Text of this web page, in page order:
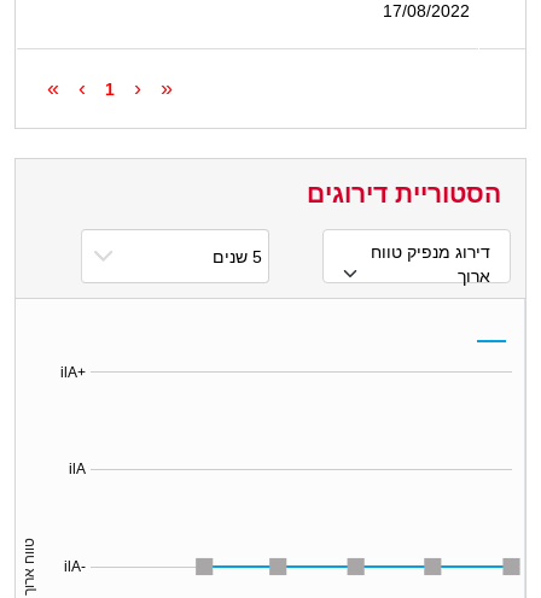
17/08/2022
«
‹
1
›
»
הסטוריית דירוגים
דירוג מנפיק טווח
ארוך
ilA-
ilA
ilA+
טווח ארוך